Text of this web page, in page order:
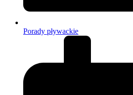
Porady pływackie